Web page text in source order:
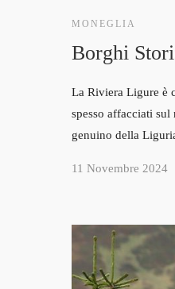
MONEGLIA
Borghi
La Riviera Ligure è
spesso affacciati
genuino della
11 Novembre 2024